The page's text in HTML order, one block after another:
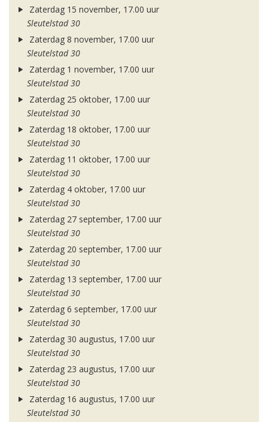
Zaterdag 15 november, 17.00 uur
Sleutelstad 30
Zaterdag 8 november, 17.00 uur
Sleutelstad 30
Zaterdag 1 november, 17.00 uur
Sleutelstad 30
Zaterdag 25 oktober, 17.00 uur
Sleutelstad 30
Zaterdag 18 oktober, 17.00 uur
Sleutelstad 30
Zaterdag 11 oktober, 17.00 uur
Sleutelstad 30
Zaterdag 4 oktober, 17.00 uur
Sleutelstad 30
Zaterdag 27 september, 17.00 uur
Sleutelstad 30
Zaterdag 20 september, 17.00 uur
Sleutelstad 30
Zaterdag 13 september, 17.00 uur
Sleutelstad 30
Zaterdag 6 september, 17.00 uur
Sleutelstad 30
Zaterdag 30 augustus, 17.00 uur
Sleutelstad 30
Zaterdag 23 augustus, 17.00 uur
Sleutelstad 30
Zaterdag 16 augustus, 17.00 uur
Sleutelstad 30